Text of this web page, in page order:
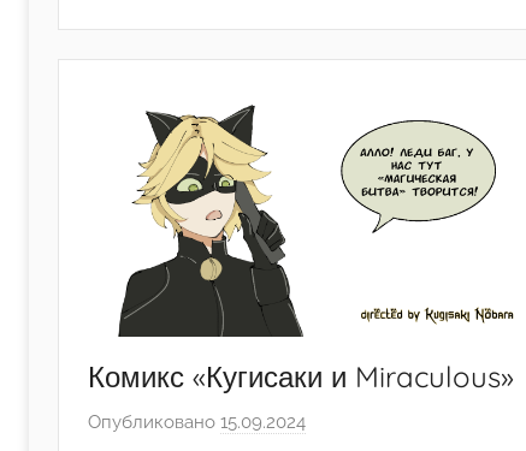
Комикс «Кугисаки и Miraculous»
Опубликовано 15.09.2024